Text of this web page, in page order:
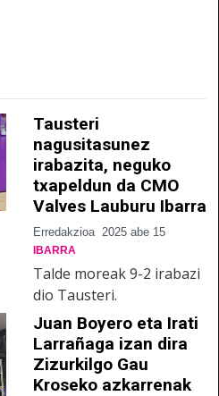
Tausteri
nagusitasunez
irabazita, neguko
txapeldun da CMO
Valves Lauburu Ibarra
Erredakzioa 2025 abe 15
IBARRA
Talde moreak 9-2 irabazi
dio Tausteri.
Juan Boyero eta Irati
Larrañaga izan dira
Zizurkilgo Gau
Kroseko azkarrenak